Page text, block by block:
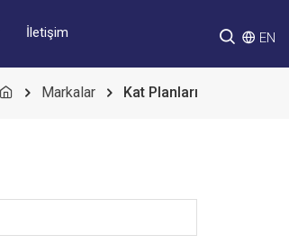
İletişim EN
Markalar Kat Planları